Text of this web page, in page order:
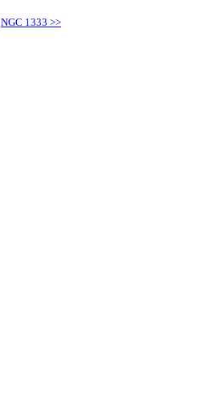
NGC 1333 >>